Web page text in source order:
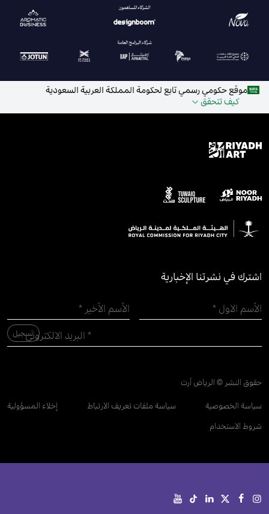
موقع حكومي رسمي تابع لحكومة المملكة العربية السعودية
كيف تتحقق
اشترك في نشرتنا الإخبارية
حقوق النشر © الرياض آرت
سياسة الخصوصية سياسة ملفات تعريف الارتباط
إخلاء المسؤولية
شروط الاستخدام